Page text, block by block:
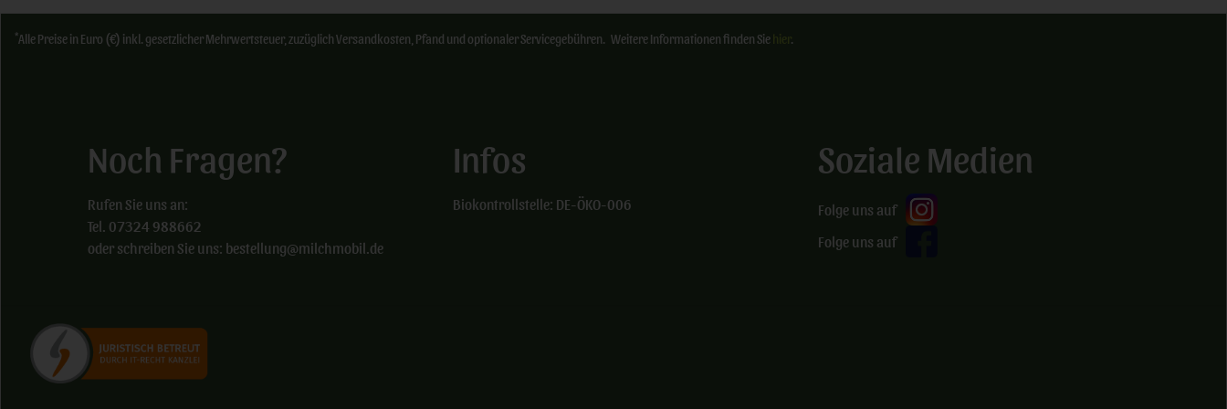
*Alle Preise in Euro (€) inkl. gesetzlicher Mehrwertsteuer, zuzüglich Versandkosten, Pfand und optionaler Servicegebühren. Weitere Informationen finden Sie
Noch Fragen?
Rufen Sie uns an:
Tel. 07324 988662
oder schreiben Sie uns: bestellung@milchmobil.de
Infos
Biokontrollstelle: DE-ÖKO-006
Soziale Medien
Folge uns auf
Folge uns auf